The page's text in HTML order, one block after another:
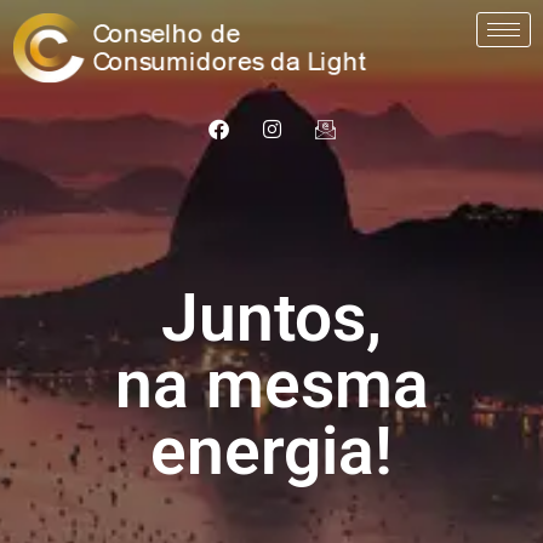
Juntos,
na mesma
energia!